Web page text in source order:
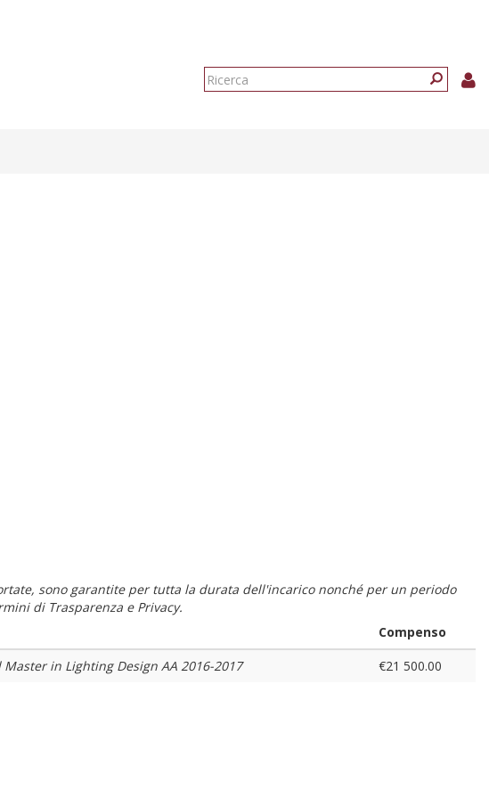
Form
sono garantite per tutta la durata dell'incarico nonché per un periodo
di Trasparenza e Privacy.
Compenso
in Lighting Design AA 2016-2017 €21 500.00